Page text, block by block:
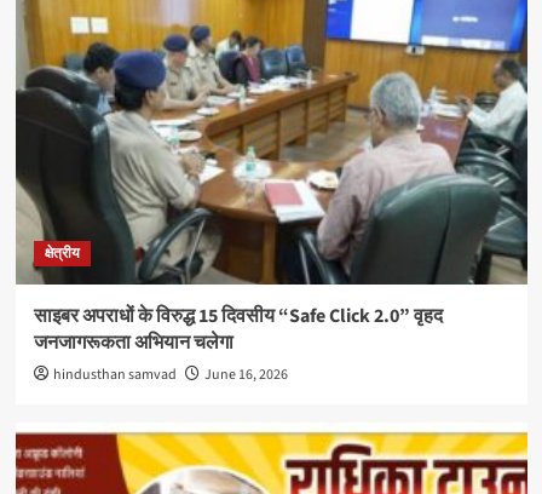
क्षेत्रीय
साइबर अपराधों के विरुद्ध 15 दिवसीय “Safe Click 2.0” वृहद
जनजागरूकता अभियान चलेगा
hindusthan samvad June 16, 2026